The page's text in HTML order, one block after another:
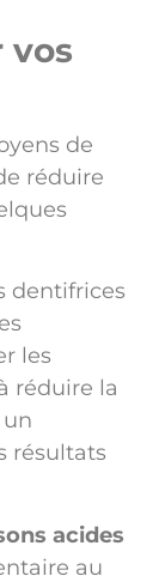
vos
de
réduire
dentifrices
les
réduire la
résultats
acides
au